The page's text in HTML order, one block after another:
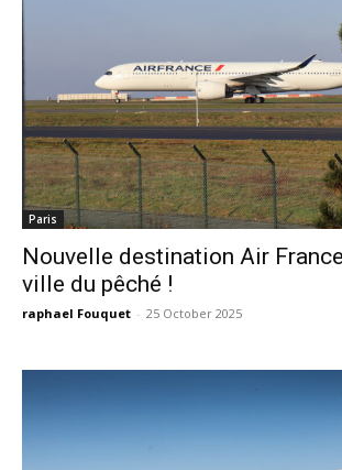
Paris
Nouvelle destination Air
ville du pêché !
raphael Fouquet - 25 October 2025